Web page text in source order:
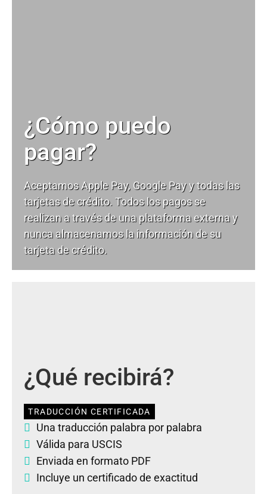
¿Cómo puedo
pagar?
Aceptamos Apple Pay, Google Pay y todas las
tarjetas de crédito. Todos los pagos se
realizan a través de una plataforma externa y
nunca almacenamos la información de su
tarjeta de crédito.
¿Qué recibirá?
TRADUCCIÓN CERTIFICADA
Una traducción palabra por palabra
Válida para USCIS
Enviada en formato PDF
Incluye un certificado de exactitud